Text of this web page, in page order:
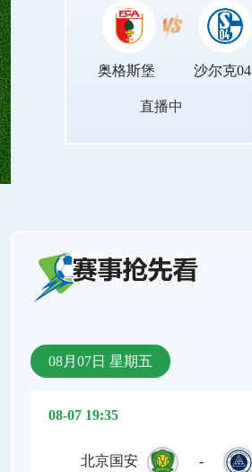
奥格斯堡 沙尔克04
直播中
08月07日 星期五
08-07 19:35
北京国安 -